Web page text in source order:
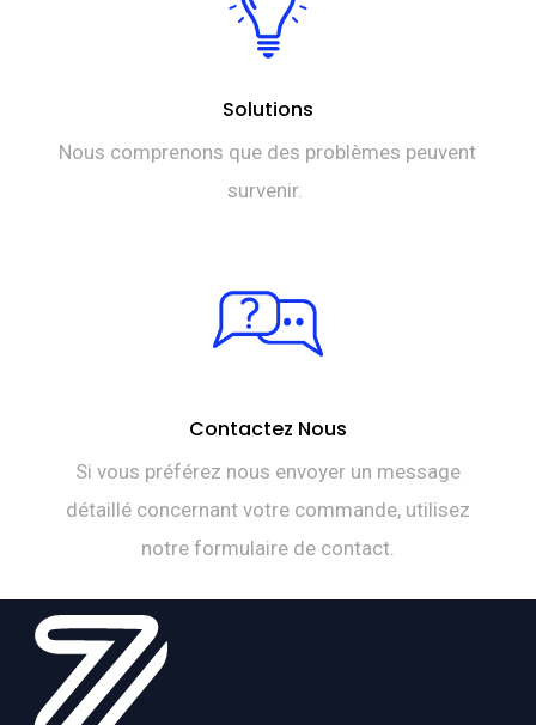
Solutions
Nous comprenons que des problèmes peuvent
survenir.
Contactez Nous
Si vous préférez nous envoyer un message
détaillé concernant votre commande, utilisez
notre formulaire de contact.